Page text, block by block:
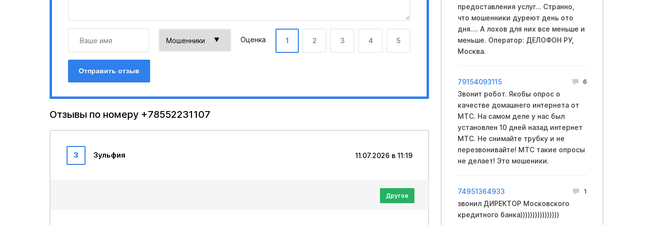
Оценка 1 2 3 4 5
Отправить отзыв
Отзывы по номеру +78552231107
З Зульфия 11.07.2026 в 11:19
Другое
предоставления услуг... Странно,
что мошенники дуреют день ото
дня.... А лохов для них все меньше и
меньше. Оператор: ДЕЛОФОН РУ,
Москва.
79154093115 6
Звонит робот. Якобы опрос о
качестве домашнего интернета от
МТС. На самом деле у нас был
установлен 10 дней назад интернет
МТС. Не снимайте трубку и не
перезвонивайте! МТС такие опросы
не делает! Это мошеники.
74951364933 1
звонил ДИРЕКТОР Московского
кредитного банка))))))))))))))))